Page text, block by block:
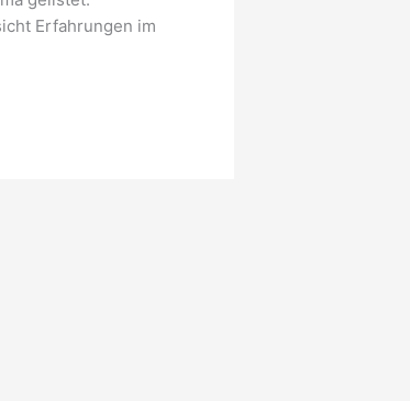
Erfahrungen im